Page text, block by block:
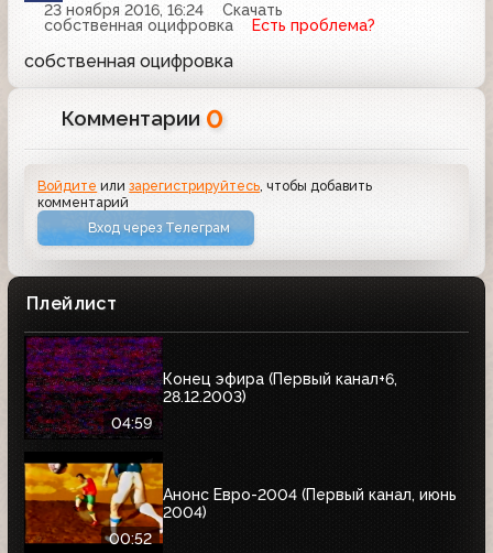
23 ноября 2016, 16:24
Скачать
собственная оцифровка
Есть проблема?
собственная оцифровка
Комментарии 0
Войдите илизарегистрируйтесь, чтобы добавить
комментарий
Вход через Телеграм
Плейлист
04:59
Конец эфира (Первый канал+6,
28.12.2003)
00:52
Анонс Евро-2004 (Первый канал, июнь
2004)